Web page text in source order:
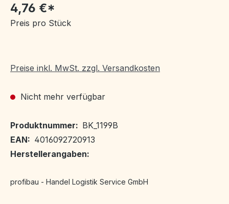
4,76 €*
Preis pro Stück
Preise inkl. MwSt. zzgl. Versandkosten
Nicht mehr verfügbar
Produktnummer: BK_1199B
EAN: 4016092720913
Herstellerangaben:
profibau - Handel Logistik Service GmbH